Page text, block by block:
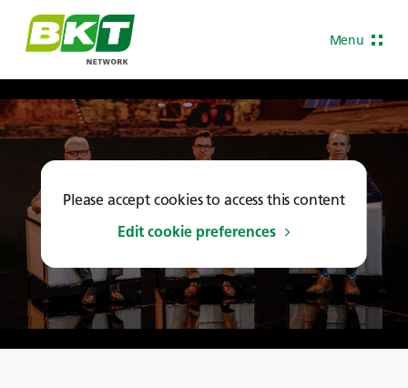
Menu
Please accept cookies to access this content
Edit cookie preferences